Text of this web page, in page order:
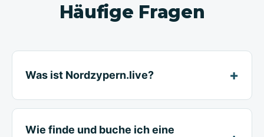
Häufige Fragen
Was ist Nordzypern.live?
Wie finde und buche ich eine